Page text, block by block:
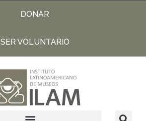
DONAR
SER VOLUNTARIO